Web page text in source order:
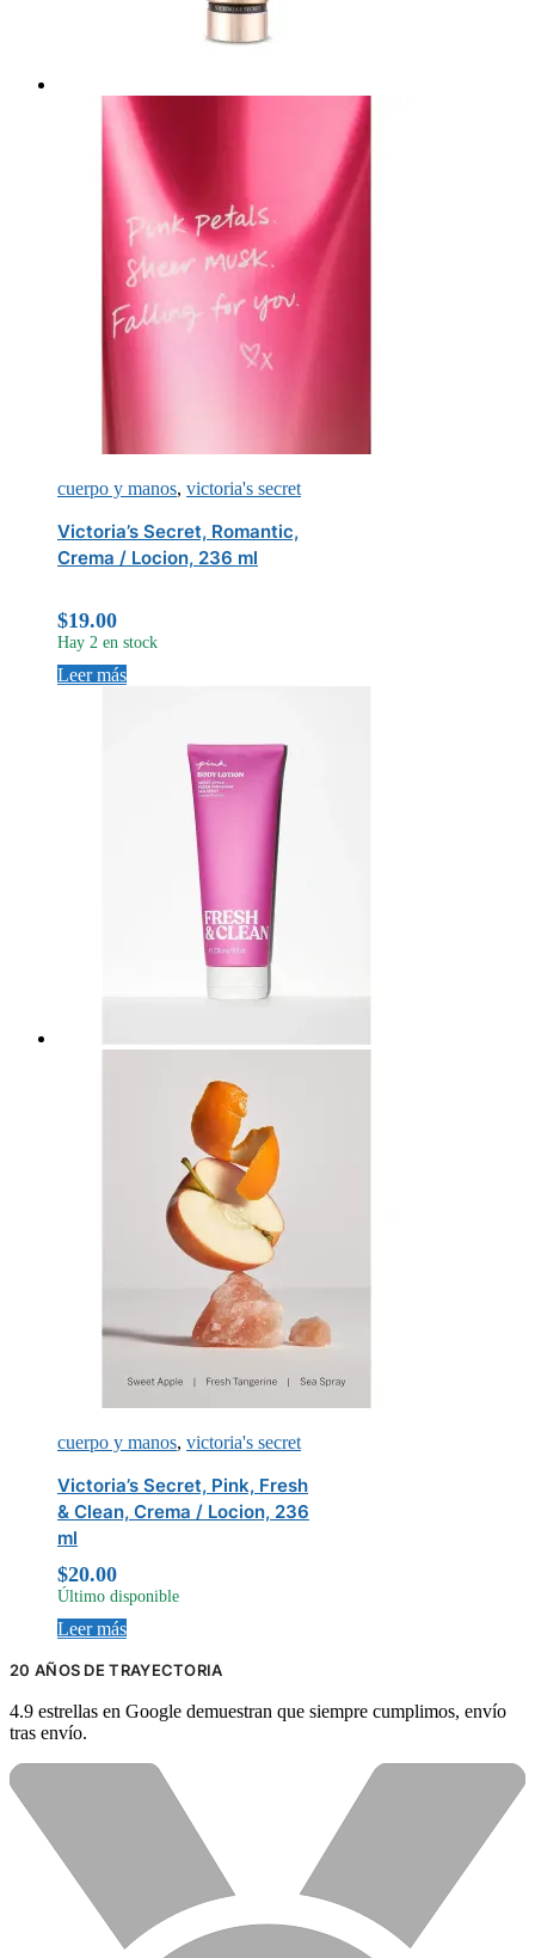
cuerpo y manos, victoria's secret
Victoria’s Secret, Romantic,
Crema / Locion, 236 ml
$19.00
Hay 2 en stock
Leer más
cuerpo y manos, victoria's secret
Victoria’s Secret, Pink, Fresh
& Clean, Crema / Locion, 236
ml
$20.00
Último disponible
Leer más
20 AÑOS DE TRAYECTORIA
4.9 estrellas en Google demuestran que siempre cumplimos, envío
tras envío.